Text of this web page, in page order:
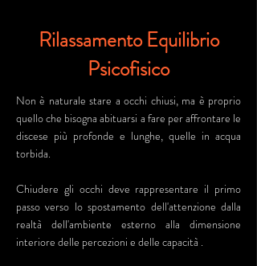
Rilassamento Equilibrio
Psicofisico
Non è naturale stare a occhi chiusi, ma è proprio
quello che bisogna abituarsi a fare per affrontare le
discese più profonde e lunghe, quelle in acqua
torbida.
Chiudere gli occhi deve rappresentare il primo
passo verso lo spostamento dell'attenzione dalla
realtà dell'ambiente esterno alla dimensione
interiore delle percezioni e delle capacità .